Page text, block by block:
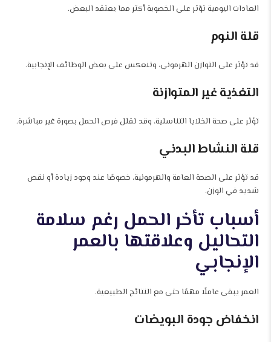
العادات اليومية تؤثر على الخصوبة أكثر مما يعتقد البعض.
قلة النوم
قد تؤثر على التوازن الهرموني، وتنعكس على بعض الوظائف الإنجابية.
التغذية غير المتوازنة
تؤثر على صحة الخلايا التناسلية، وقد تقلل فرص الحمل بصورة غير مباشرة.
قلة النشاط البدني
قد تؤثر على الصحة العامة والهرمونية، خصوصًا عند وجود زيادة أو نقص
شديد في الوزن.
أسباب تأخر الحمل رغم سلامة
التحاليل وعلاقتها بالعمر
الإنجابي
العمر يبقى عاملًا مهمًا حتى مع النتائج الطبيعية.
انخفاض جودة البويضات